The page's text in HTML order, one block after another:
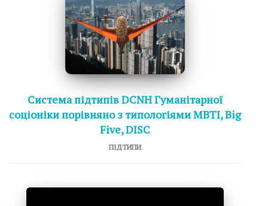
Система підтипів DCNH Гуманітарної
соціоніки порівняно з типологіями MBTI, Big
Five, DISC
ПІДТИПИ